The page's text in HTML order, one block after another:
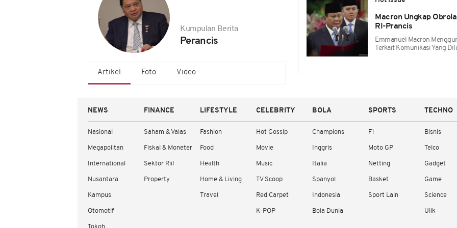
Kumpulan Berita
Perancis
Artikel Foto Video
Macron Ungkap
RI-Prancis
Emmanuel Macron
Terkait Komunikasi Yang
NEWS
Nasional
Megapolitan
International
Nusantara
Kampus
Otomotif
FINANCE
Saham & Valas
Fiskal & Moneter
Sektor Riil
Property
LIFESTYLE
Fashion
Food
Health
Home & Living
Travel
CELEBRITY
Hot Gossip
Movie
Music
TV Scoop
Red Carpet
K-POP
BOLA
Champions
Inggris
Italia
Spanyol
Indonesia
Bola Dunia
SPORTS
F1
Moto GP
Netting
Basket
Sport Lain
TECHNO
Bisnis
Telco
Gadget
Game
Science
Ulik